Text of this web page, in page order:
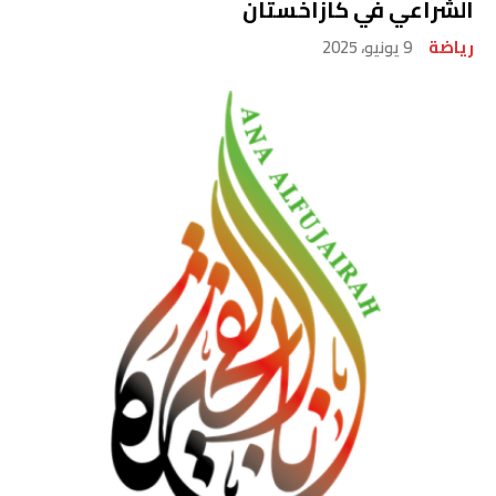
الشراعي في كازاخستان
رياضة 9 يونيو، 2025